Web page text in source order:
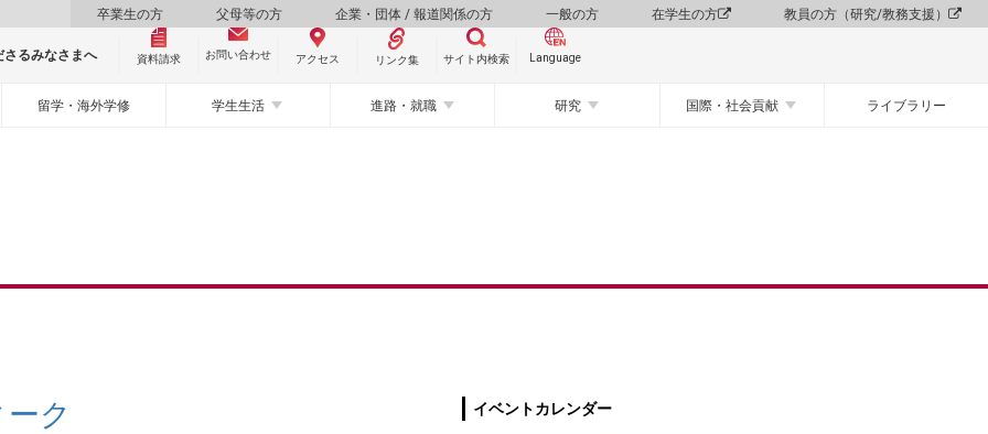
卒業生の方 父母等の方 企業・団体 / 報道関係の方 一般の方 在学生の方 教員の方（研究/教務支援）
さるみなさまへ 資料請求 お問い合わせ アクセス リンク集 サイト内検索 Language
留学・海外学修 学生生活 進路・就職 研究 国際・社会貢献 ライブラリー
ク イベントカレンダー